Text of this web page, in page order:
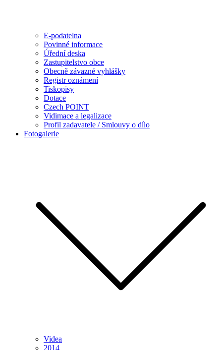
E-podatelna
Povinné informace
Úřední deska
Zastupitelstvo obce
Obecně závazné vyhlášky
Registr oznámení
Tiskopisy
Dotace
Czech POINT
Vidimace a legalizace
Profil zadavatele / Smlouvy o dílo
Fotogalerie
Videa
2014